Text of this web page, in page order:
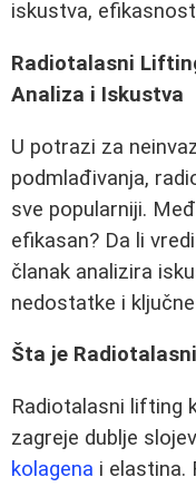
iskustva,
Radiotalasni
Analiza i Iskustva
U potrazi za
podmlađivanja,
sve popularniji.
efikasan? Da li
članak analizira
nedostatke i
Šta je
Radiotalasni lifting
zagreje dublje
kolagena i elastina.